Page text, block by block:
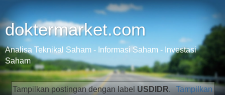
doktermarket.com
Analisa Teknikal Saham - Informasi Saham - Investasi
Saham
Tampilkan postingan dengan label USDIDR.
Tampilkan